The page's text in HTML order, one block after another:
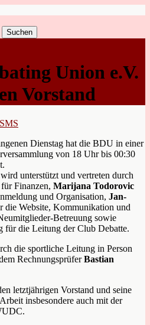
Union e.V.
Vorstand
SMS
Dienstag hat die BDU in einer
von 18 Uhr bis 00:30
unterstützt und vertreten durch
Finanzen, Marijana Todorovic
und Organisation, Jan-
die Website, Kommunikation und
Betreuung sowie
für die Leitung der Club Debatte.
die sportliche Leitung in Person
RechnungsprüferBastian
letztjährigen Vorstand und seine
insbesondere auch mit der